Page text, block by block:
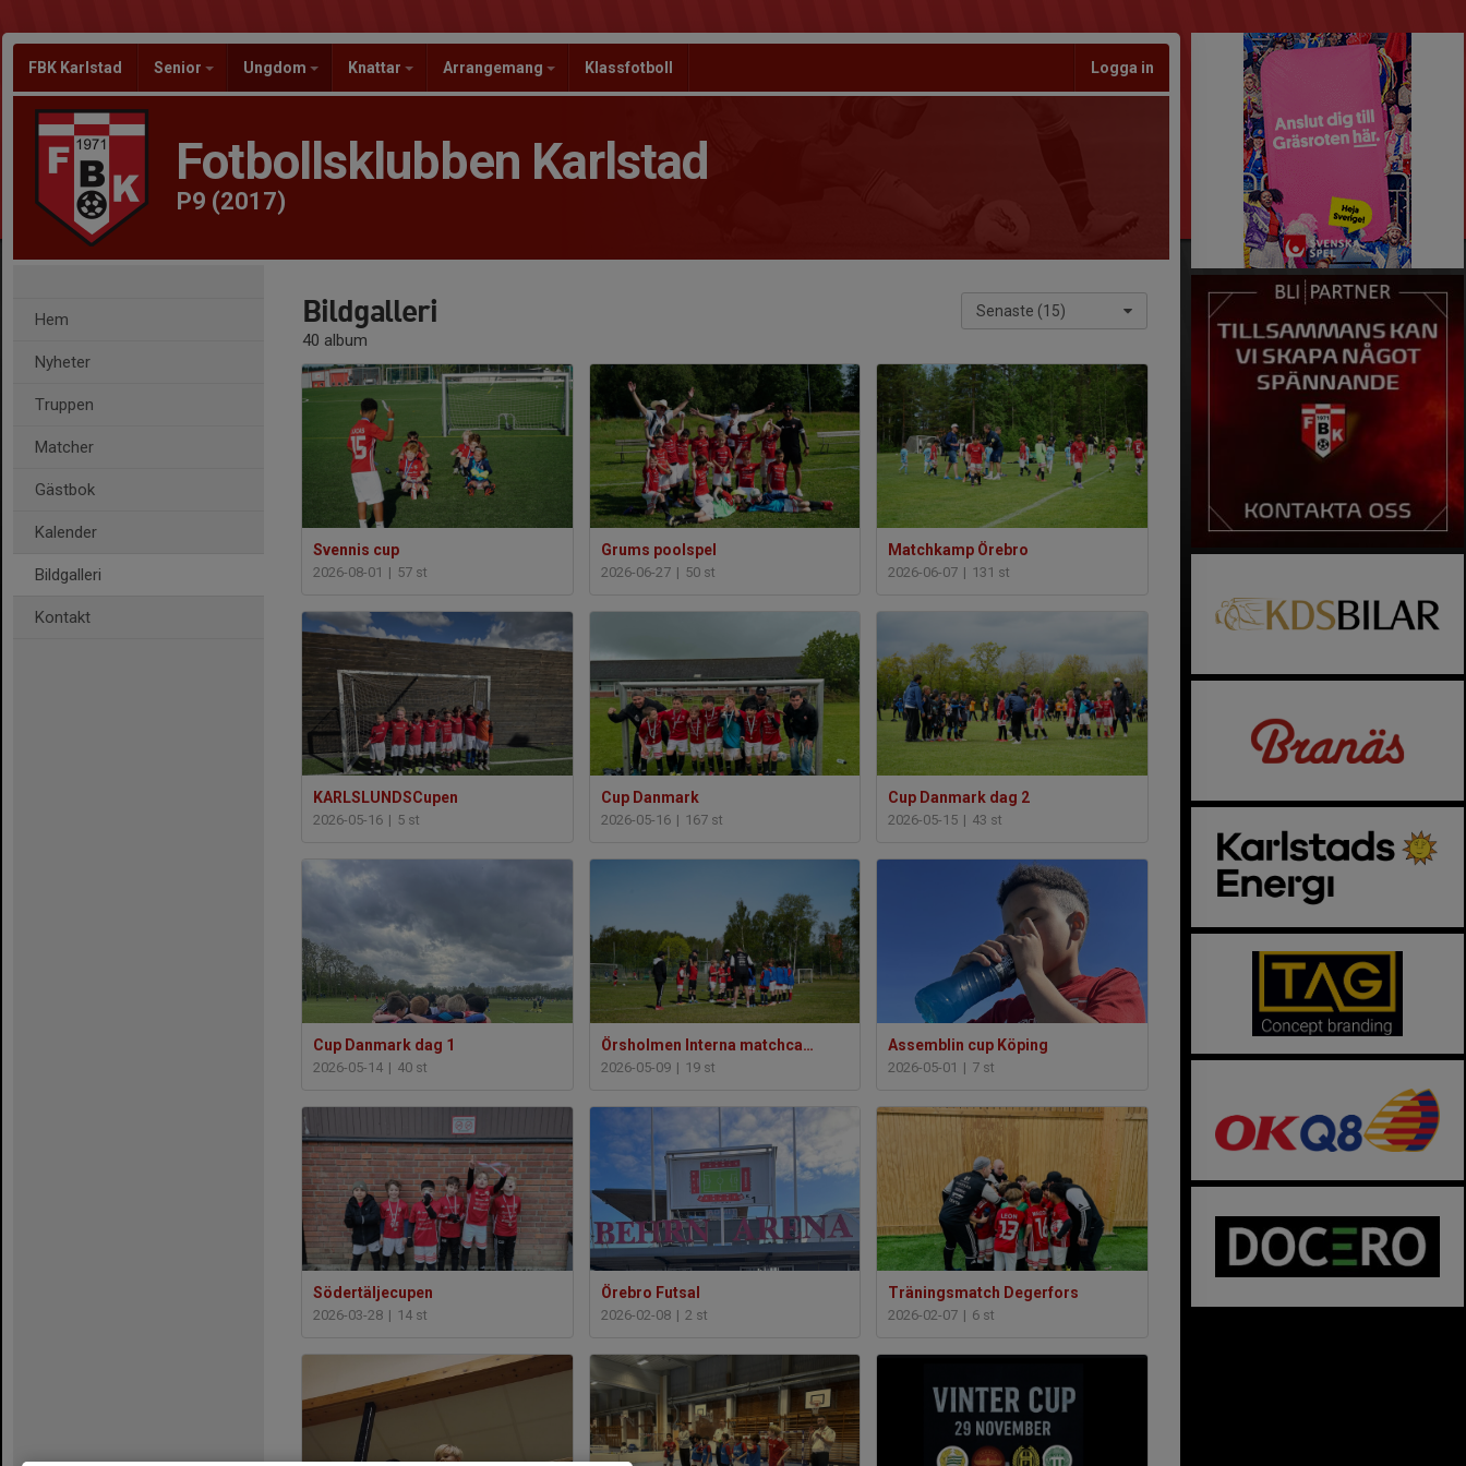
FBK Karlstad Senior Ungdom Knattar Arrangemang Klassfotboll Logga in
Fotbollsklubben Karlstad
P9 (2017)
Hem
Nyheter
Truppen
Matcher
Gästbok
Kalender
Bildgalleri
Kontakt
Senaste (15)
Bildgalleri
40 album
Svennis cup
2026-08-01 | 57 st
Grums poolspel
2026-06-27 | 50 st
Matchkamp Örebro
2026-06-07 | 131 st
KARLSLUNDSCupen
2026-05-16 | 5 st
Cup Danmark
2026-05-16 | 167 st
Cup Danmark dag 2
2026-05-15 | 43 st
Cup Danmark dag 1
2026-05-14 | 40 st
Örsholmen Interna matchcamper
2026-05-09 | 19 st
Assemblin cup Köping
2026-05-01 | 7 st
Södertäljecupen
2026-03-28 | 14 st
Örebro Futsal
2026-02-08 | 2 st
Träningsmatch Degerfors
2026-02-07 | 6 st